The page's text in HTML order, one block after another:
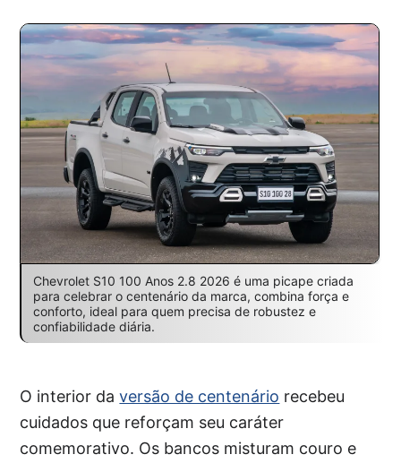
Chevrolet S10 100 Anos 2.8 2026 é uma picape criada
para celebrar o centenário da marca, combina força e
conforto, ideal para quem precisa de robustez e
confiabilidade diária.
O interior daversão de centenário recebeu
cuidados que reforçam seu caráter
comemorativo. Os bancos misturam couro e